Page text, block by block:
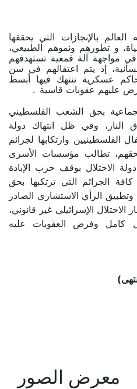
بالإنجازات التي يحققها
و تطورهم ونموهم الطبيعي،
مواجهة آلة قمعية تستهدفهم
إذ يتم اعتقالهم في سن
عسكرية تنتهك فيها أبسط
عليهم عقوبات قاسية .
بحق الشعب الفلسطيني
النار، وفي ظل انتهاك دولة
الفلسطينيين وارتكابها لجرائم
تطالب مؤسسات الأسرى
الاحتلال بوقف حرب الإبادة
الجرائم التي ترتكبها بحق
الرأي الاستشاري الصادر
الإسرائيلي غير قانوني،
كامل وفرض العقوبات عليه
معرض الصور